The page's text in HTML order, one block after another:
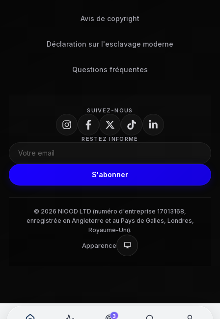
Avis de copyright
Déclaration sur l'esclavage moderne
Questions fréquentes
SUIVEZ-NOUS
RESTEZ INFORMÉ
S'abonner
© 2026 NIOOD LTD (numéro d'entreprise 17013168,
enregistrée en Angleterre et au Pays de Galles, Londres,
Royaume-Uni).
Apparence
3